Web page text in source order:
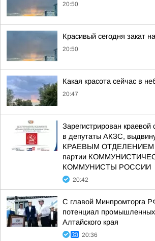
20:50
Красивый сегодня закат
20:50
Какая красота сейчас в
20:47
Зарегистрирован краевой
в депутаты АКЗС,
КРАЕВЫМ ОТДЕЛЕНИЕМ
партии
КОММУНИСТЫ РОССИИ
20:42
С главой Минпромторга
потенциал
Алтайского края
20:36